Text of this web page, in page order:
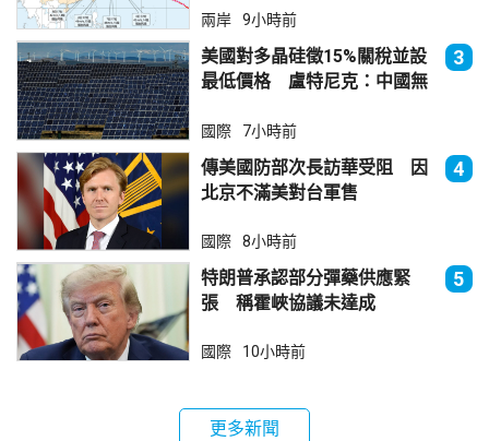
兩岸 9小時前
美國對多晶硅徵15%關稅並設
最低價格 盧特尼克：中國無
3
國際 7小時前
傳美國防部次長訪華受阻 因
北京不滿美對台軍售
4
國際 8小時前
特朗普承認部分彈藥供應緊
張 稱霍峽協議未達成
5
國際 10小時前
更多新聞